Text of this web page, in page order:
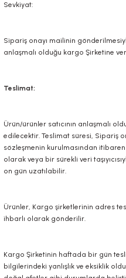
Sevkiyat:
Sipariş onayı mailinin
anlaşmalı olduğu kargo Şirketine
Teslimat:
Ürün/ürünler satıcının anlaşmalı
edilecektir. Teslimat süresi, Sipariş
sözleşmenin kurulmasından itibaren
olarak veya bir sürekli veri
on gün uzatılabilir.
Ürünler, Kargo şirketlerinin adres
ihbarlı olarak gönderilir.
Kargo Şirketinin haftada bir gün
bilgilerindeki yanlışlık ve eksiklik